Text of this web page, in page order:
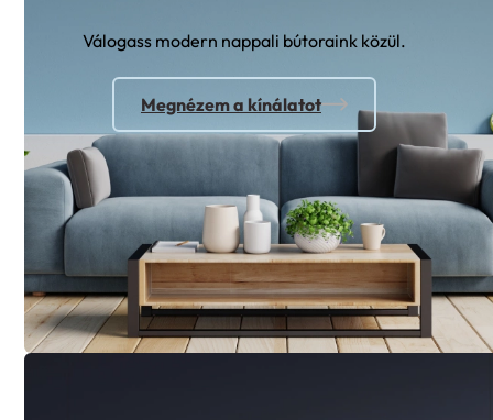
Válogass modern nappali bútoraink közül.
Megnézem a kínálatot